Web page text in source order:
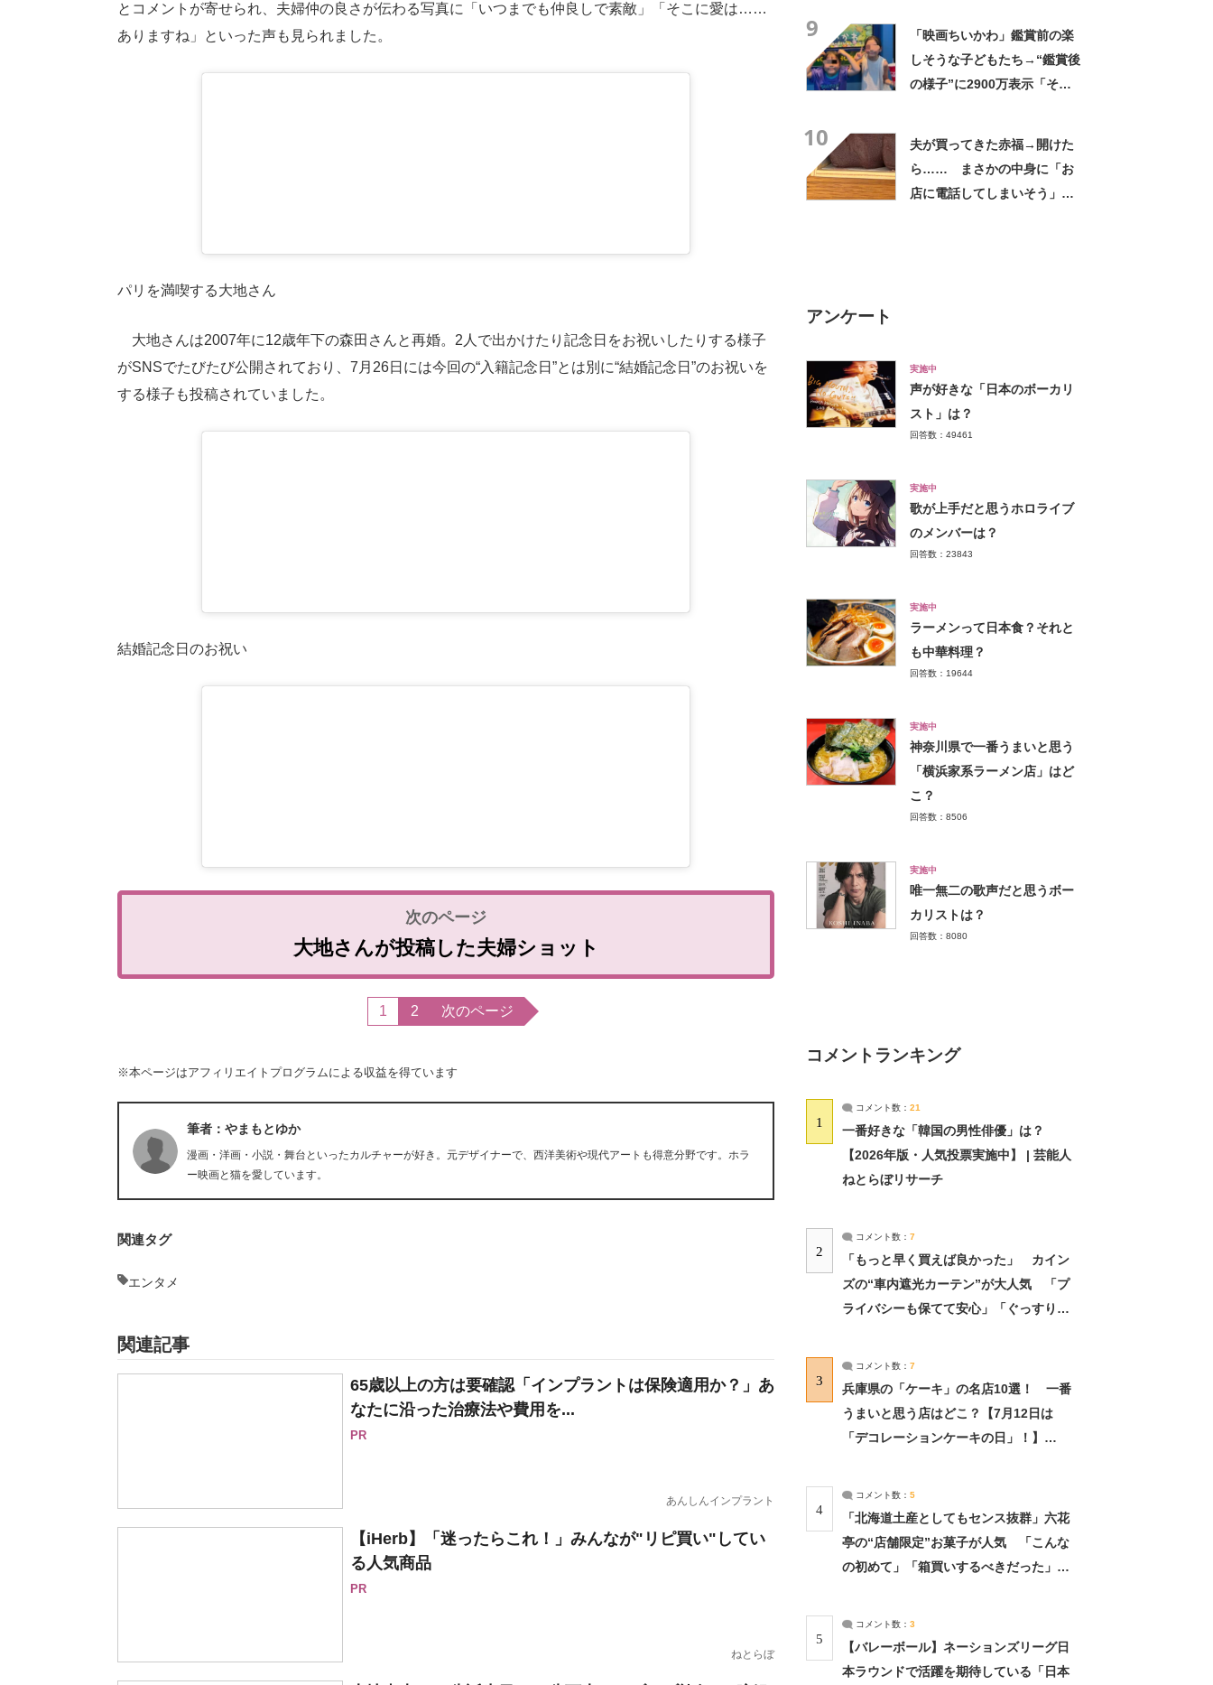
とコメントが寄せられ、夫婦仲の良さが伝わる写真に「いつまでも仲良しで素敵」「そこに愛は……
ありますね」といった声も見られました。
パリを満喫する大地さん
大地さんは2007年に12歳年下の森田さんと再婚。2人で出かけたり記念日をお祝いしたりする様子
がSNSでたびたび公開されており、7月26日には今回の“入籍記念日”とは別に“結婚記念日”のお祝いを
する様子も投稿されていました。
結婚記念日のお祝い
大地さんが投稿した夫婦ショット
1 2 次のページ
※本ページはアフィリエイトプログラムによる収益を得ています
筆者：やまもとゆか
漫画・洋画・小説・舞台といったカルチャーが好き。元デザイナーで、西洋美術や現代アートも得意分野です。ホラ
ー映画と猫を愛しています。
関連タグ
エンタメ
関連記事
65歳以上の方は要確認「インプラントは保険適用か？」あ
なたに沿った治療法や費用を...
PR
あんしんインプラント
【iHerb】「迷ったらこれ！」みんなが"リピ買い"してい
る人気商品
PR
ねとらぼ
9
「映画ちいかわ」鑑賞前の楽
しそうな子どもたち→“鑑賞後
の様子”に2900万表示「そう
10
夫が買ってきた赤福→開けた
ら…… まさかの中身に「お
店に電話してしまいそう」
アンケート
実施中
声が好きな「日本のボーカリ
スト」は？
回答数：49461
実施中
歌が上手だと思うホロライブ
のメンバーは？
回答数：23843
実施中
ラーメンって日本食？それと
も中華料理？
回答数：19644
実施中
神奈川県で一番うまいと思う
「横浜家系ラーメン店」はど
こ？
回答数：8506
実施中
唯一無二の歌声だと思うボー
カリストは？
回答数：8080
コメントランキング
1
コメント数： 21
一番好きな「韓国の男性俳優」は？
【2026年版・人気投票実施中】 | 芸能人
ねとらぼリサーチ
2
コメント数： 7
「もっと早く買えば良かった」 カイン
ズの“車内遮光カーテン”が大人気 「プ
ライバシーも保てて安心」「ぐっすり眠
3
コメント数： 7
兵庫県の「ケーキ」の名店10選！ 一番
うまいと思う店はどこ？【7月12日は
「デコレーションケーキの日」！】
4
コメント数： 5
「北海道土産としてもセンス抜群」六花
亭の“店舗限定”お菓子が人気 「こんな
の初めて」「箱買いするべきだった」
5
コメント数： 3
【バレーボール】ネーションズリーグ日
本ラウンドで活躍を期待している「日本